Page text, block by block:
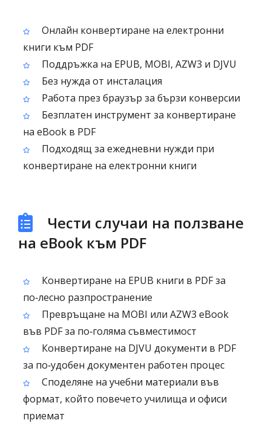
Онлайн конвертиране на електронни
книги към PDF
Поддръжка на EPUB, MOBI, AZW3 и DJVU
Без нужда от инсталация
Работа през браузър за бързи конверсии
Безплатен инструмент за конвертиране
на eBook в PDF
Подходящ за ежедневни нужди при
конвертиране на електронни книги
Чести случаи на ползване
на eBook към PDF
Конвертиране на EPUB книги в PDF за
по‑лесно разпространение
Превръщане на MOBI или AZW3 eBook
във PDF за по‑голяма съвместимост
Конвертиране на DJVU документи в PDF
за по‑удобен документен работен процес
Споделяне на учебни материали във
формат, който повечето училища и офиси
приемат